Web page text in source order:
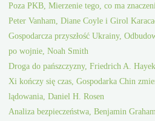
Poza PKB, Mierzenie tego, co ma
Peter Vanham, Diane Coyle i Girol
Gospodarcza przyszłość Ukrainy,
po wojnie, Noah Smith
Droga do pańszczyzny, Friedrich A. Hayek
Xi kończy się czas, Gospodarka Chin
lądowania, Daniel H. Rosen
Analiza bezpieczeństwa, Benjamin